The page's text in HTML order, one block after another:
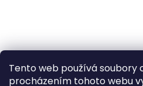
Tento web používá soubory
procházením tohoto webu